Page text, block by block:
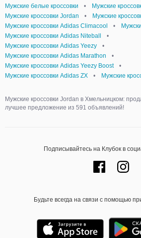
Мужские белые кроссовки
• Мужские
Мужские кроссовки Jordan
• Мужские
Мужские кроссовки Adidas Climacool
•
Мужские кроссовки Adidas Niteball
•
Мужские кроссовки Adidas Yeezy
•
Мужские кроссовки Adidas Marathon
•
Мужские кроссовки Adidas Yeezy Boost
•
Мужские кроссовки Adidas ZX
• Мужские
Мужские кроссовки Jordan в Хмельницком:
лучшее предложение из 591 объявлений!
Подписывайтесь на Клубок в
Будьте всегда на связи с помощью